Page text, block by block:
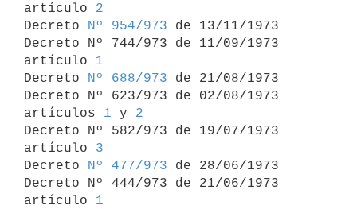
artículo 2
Decreto
Nº 954/973 de 13/11/1973
Decreto Nº 744/973 de 11/09/1973
artículo 1
Decreto
Nº 688/973 de 21/08/1973
Decreto Nº 623/973 de 02/08/1973
artículos 1 y 2
Decreto Nº 582/973 de 19/07/1973
artículo 3
Decreto
Nº 477/973 de 28/06/1973
Decreto Nº 444/973 de 21/06/1973
artículo 1